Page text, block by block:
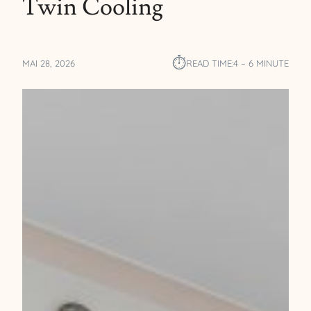
Twin Cooling
MAI 28, 2026 ⏱︎READ TIME:4 – 6 MINUTE